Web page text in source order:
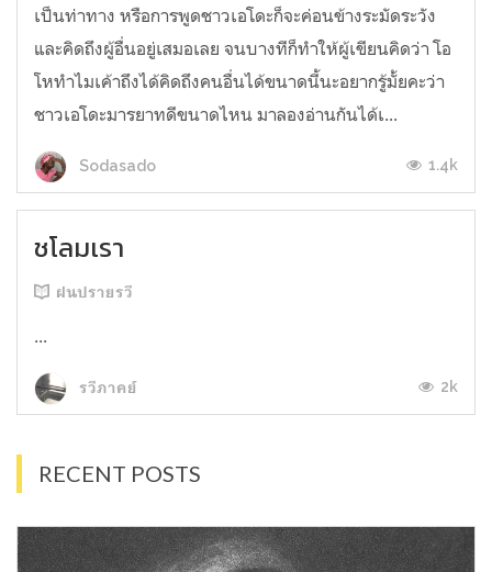
เป็นท่าทาง หรือการพูดชาวเอโดะก็จะค่อนข้างระมัดระวัง
และคิดถึงผู้อื่นอยู่เสมอเลย จนบางทีก็ทำให้ผู้เขียนคิดว่า โอ
โหทำไมเค้าถึงได้คิดถึงคนอื่นได้ขนาดนี้นะอยากรู้มั้ยคะว่า
ชาวเอโดะมารยาทดีขนาดไหน มาลองอ่านกันได้เ...
Sodasado 1.4k
ชโลมเรา
ฝนปรายรวี
...
รวีภาคย์ 2k
RECENT POSTS